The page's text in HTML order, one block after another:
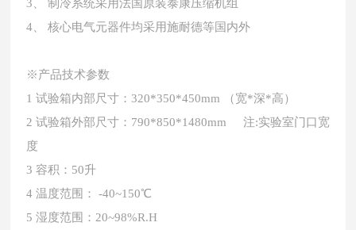
3、 制冷系统采用法国原装泰康压缩机组
4、 核心电气元器件均采用施耐德等国内外
※产品技术参数
1 试验箱内部尺寸：320*350*450mm （宽*深*高）
2 试验箱外部尺寸：790*850*1480mm 注:实验室门口宽
度
3 容积：50升
4 温度范围： -40~150℃
5 湿度范围：20~98%R.H